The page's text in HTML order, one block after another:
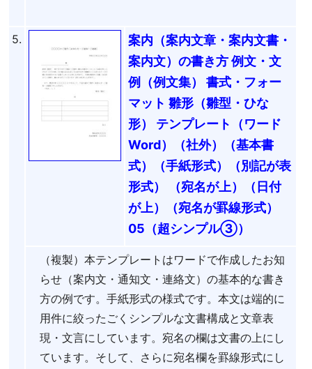
5.
案内（案内文章・案内文書・
案内文）の書き方 例文・文
例（例文集） 書式・フォー
マット 雛形（雛型・ひな
形） テンプレート（ワード
Word）（社外）（基本書
式）（手紙形式）（別記が表
形式） （宛名が上）（日付
が上）（宛名が罫線形式）
05（超シンプル③）
（複製）本テンプレートはワードで作成したお知
らせ（案内文・通知文・連絡文）の基本的な書き
方の例です。手紙形式の様式です。本文は端的に
用件に絞ったごくシンプルな文書構成と文章表
現・文言にしています。宛名の欄は文書の上にし
ています。そして、さらに宛名欄を罫線形式にし